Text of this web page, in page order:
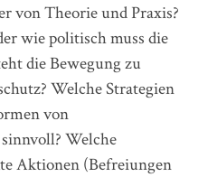
von Theorie und Praxis?
wie politisch muss die
die Bewegung zu
Welche Strategien
von
Welche
Aktionen (Befreiungen